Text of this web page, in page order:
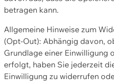
betragen kann.
Allgemeine Hinweise zum
(Opt-Out): Abhängig davon,
Grundlage einer Einwilligung
erfolgt, haben Sie jederzeit
Einwilligung zu widerrufen